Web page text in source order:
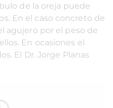
de la oreja puede
En el caso concreto de
agujero por el peso de
En ocasiones el
El Dr. Jorge Planas